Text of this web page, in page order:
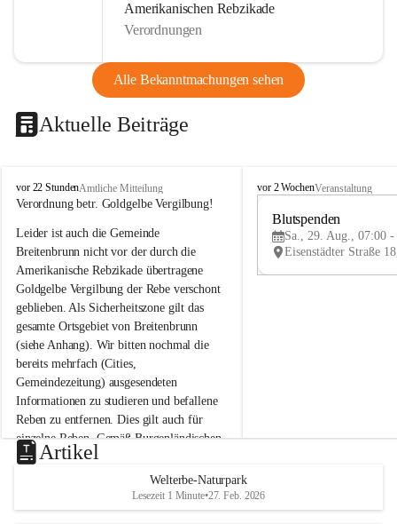
Amerikanischen Rebzikade
Verordnungen
Alle Bekanntmachungen sehen
Aktuelle Beiträge
B
r
i
t
e
n
b
r
u
n
n
a
m
N
e
u
s
d
vor 22 StundenAmtliche Mitteilung
Verordnung betr. Goldgelbe Vergilbung!
Leider ist auch die Gemeinde
Breitenbrunn nicht vor der durch die
Amerikanische Rebzikade übertragene
Goldgelbe Vergilbung der Rebe verschont
geblieben. Als Sicherheitszone gilt das
gesamte Ortsgebiet von Breitenbrunn
(siehe Anhang). Wir bitten nochmal die
bereits mehrfach (Cities,
Gemeindezeitung) ausgesendeten
Informationen zu studieren und befallene
Reben zu entfernen. Dies gilt auch für
einzelne Reben. Gemäß Burgenländischen
Weinbaugesetz sind nicht gepflegte oder
unzulässige Weingärten zu roden! Bitte
helfen wir zusammen um unsere Winzer
vor den prognostizierten Ernteausfällen
B
e
u
e
d
vor 2 WochenVeranstaltung
Blutspenden
Sa., 29. Aug., 07:00 -
Artikel
Welterbe-Naturpark
Lesezeit 1 Minute•27. Feb. 2026